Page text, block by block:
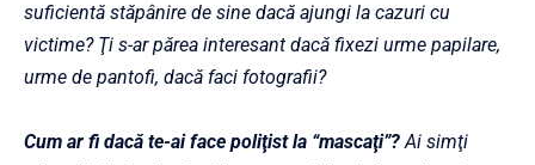
suficientă stăpânire de sine dacă ajungi la cazuri cu
victime? Ţi s-ar părea interesant dacă fixezi urme papilare,
urme de pantofi, dacă faci fotografii?
Cum ar fi dacă te-ai face poliţist la “mascaţi”?Ai simţi